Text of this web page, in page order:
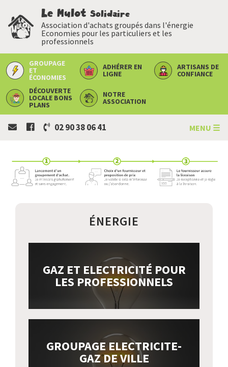
Le Mulot Solidaire
Association d'achats groupés dans l'énergie
Economies pour les particuliers et les
professionnels
GROUPAGE
ET
ÉCONOMIES
ADHÉRER EN
LIGNE
ARTISANS DE
CONFIANCE
DÉCOUVERTE
LOCALE BONS
PLANS
NOTRE
ASSOCIATION
02 90 38 06 41 MENU ☰
ÉNERGIE
GAZ ET ELECTRICITÉ POUR
LES PROFESSIONNELS
GROUPAGE ELECTRICITE-
GAZ DE VILLE